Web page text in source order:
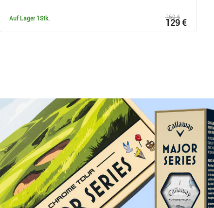
Auf Lager 1Stk. 150 €
129 €